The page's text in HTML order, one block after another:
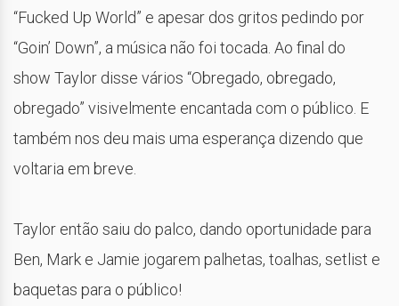
“Fucked Up World” e apesar dos gritos pedindo por
“Goin’ Down”, a música não foi tocada. Ao final do
show Taylor disse vários “Obregado, obregado,
obregado” visivelmente encantada com o público. E
também nos deu mais uma esperança dizendo que
voltaria em breve.
Taylor então saiu do palco, dando oportunidade para
Ben, Mark e Jamie jogarem palhetas, toalhas, setlist e
baquetas para o público!